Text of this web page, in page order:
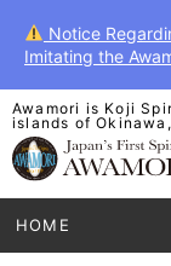
Notice
Imitating the
Awamori is Koji
islands of
HOME